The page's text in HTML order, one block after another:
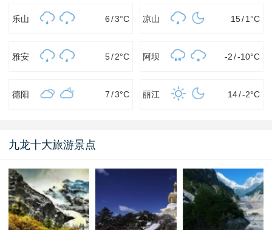
乐山 6/3°C 凉山 15/1 °C
雅安 5/ 2°C 阿坝 -2 /-10°C
德阳 7/3°C 丽江 14/-2°C
九龙十大旅游景点